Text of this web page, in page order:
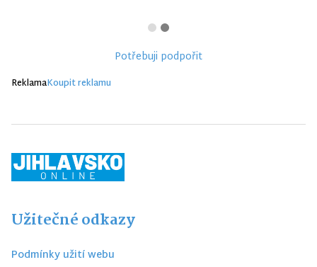
Potřebuji podpořit
ReklamaKoupit reklamu
Užitečné odkazy
Podmínky užití webu